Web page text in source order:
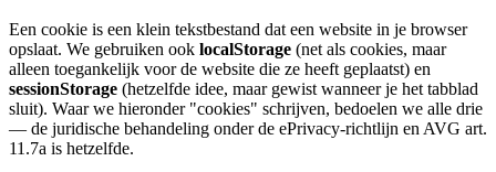
Een cookie is een klein tekstbestand dat een website in je browser
opslaat. We gebruiken ook localStorage (net als cookies, maar
alleen toegankelijk voor de website die ze heeft geplaatst) en
sessionStorage (hetzelfde idee, maar gewist wanneer je het tabblad
sluit). Waar we hieronder "cookies" schrijven, bedoelen we alle drie
— de juridische behandeling onder de ePrivacy-richtlijn en AVG art.
11.7a is hetzelfde.